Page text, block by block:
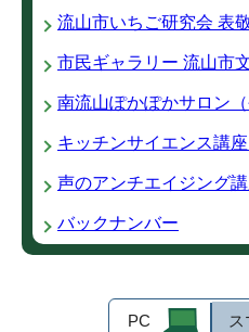
流山市いちご研究会 表
市民ギャラリー 流山市
南流山ぽかぽかサロン（
キッチンサイエンス講
声のアンチエイジング
バックナンバー
PC ス